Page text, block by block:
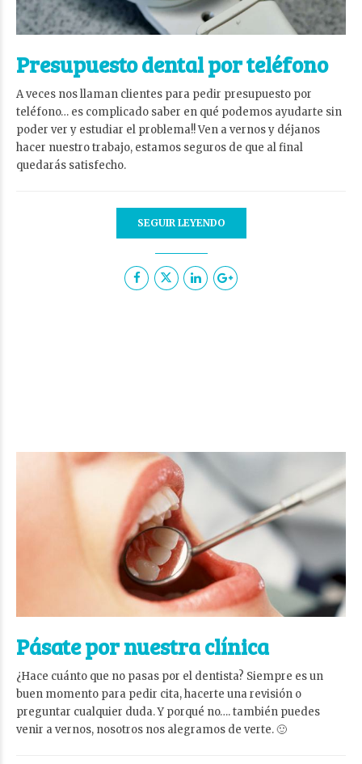
Presupuesto dental por teléfono
A veces nos llaman clientes para pedir presupuesto por
teléfono… es complicado saber en qué podemos ayudarte sin
poder ver y estudiar el problema!! Ven a vernos y déjanos
hacer nuestro trabajo, estamos seguros de que al final
quedarás satisfecho.
SEGUIR LEYENDO
Pásate por nuestra clínica
¿Hace cuánto que no pasas por el dentista? Siempre es un
buen momento para pedir cita, hacerte una revisión o
preguntar cualquier duda. Y porqué no…. también puedes
venir a vernos, nosotros nos alegramos de verte. 🙂